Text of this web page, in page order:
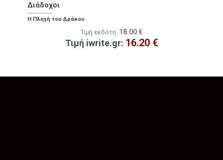
Διάδοχοι
Η Πληγή του Δράκου
Τιμή εκδότη: 18.00 €
Τιμή iwrite.gr: 16.20 €